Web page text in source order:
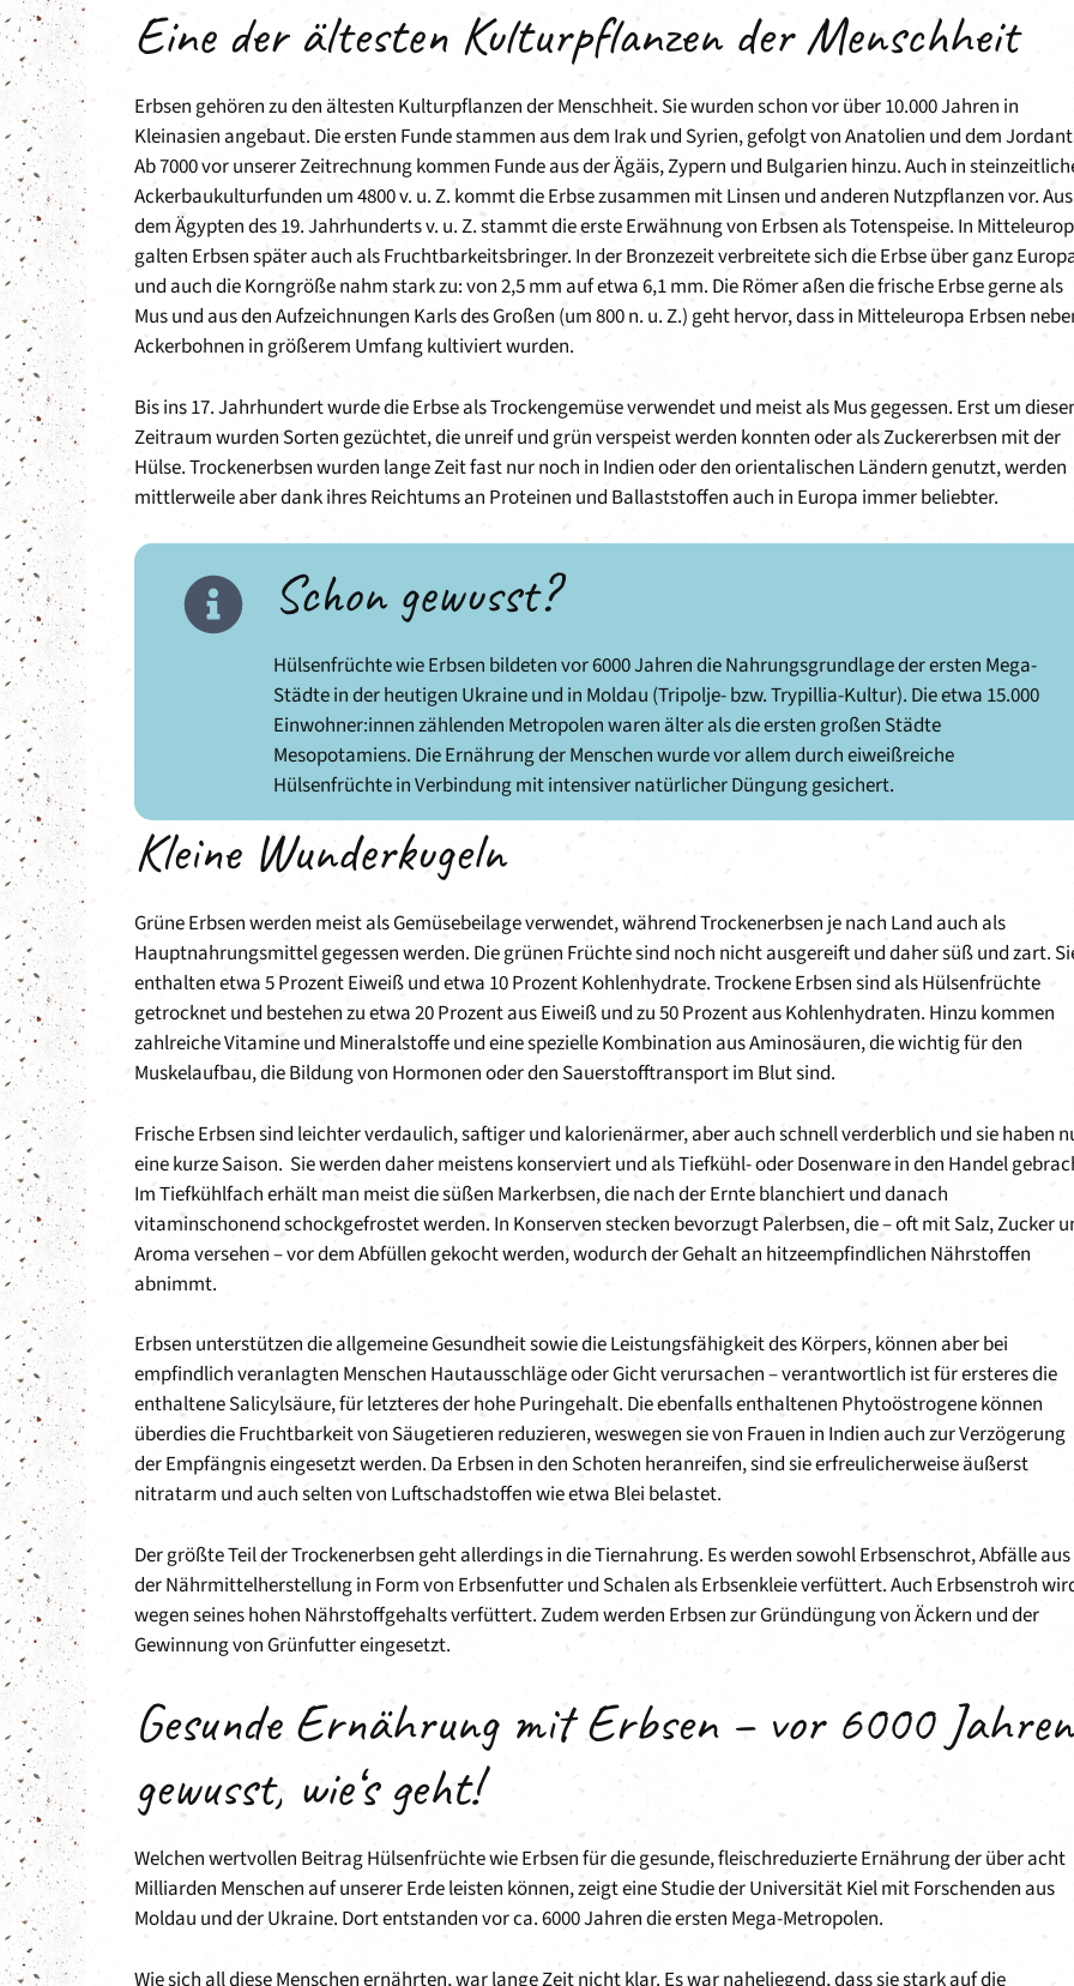
Eine der ältesten Kulturpflanzen der Menschheit
Erbsen gehören zu den ältesten Kulturpflanzen der Menschheit. Sie wurden schon vor über 10.000 Jahren in
Kleinasien angebaut. Die ersten Funde stammen aus dem Irak und Syrien, gefolgt von Anatolien und dem
Ab 7000 vor unserer Zeitrechnung kommen Funde aus der Ägäis, Zypern und Bulgarien hinzu. Auch in
Ackerbaukulturfunden um 4800 v. u. Z. kommt die Erbse zusammen mit Linsen und anderen Nutzpflanzen vor. Aus
dem Ägypten des 19. Jahrhunderts v. u. Z. stammt die erste Erwähnung von Erbsen als Totenspeise. In
galten Erbsen später auch als Fruchtbarkeitsbringer. In der Bronzezeit verbreitete sich die Erbse über ganz
und auch die Korngröße nahm stark zu: von 2,5 mm auf etwa 6,1 mm. Die Römer aßen die frische Erbse gerne als
Mus und aus den Aufzeichnungen Karls des Großen (um 800 n. u. Z.) geht hervor, dass in Mitteleuropa Erbsen
Ackerbohnen in größerem Umfang kultiviert wurden.
Bis ins 17. Jahrhundert wurde die Erbse als Trockengemüse verwendet und meist als Mus gegessen. Erst um
Zeitraum wurden Sorten gezüchtet, die unreif und grün verspeist werden konnten oder als Zuckererbsen mit der
Hülse. Trockenerbsen wurden lange Zeit fast nur noch in Indien oder den orientalischen Ländern genutzt, werden
mittlerweile aber dank ihres Reichtums an Proteinen und Ballaststoffen auch in Europa immer beliebter.
Schon gewusst?
Hülsenfrüchte wie Erbsen bildeten vor 6000 Jahren die Nahrungsgrundlage der ersten Mega-
Städte in der heutigen Ukraine und in Moldau (Tripolje- bzw. Trypillia-Kultur). Die etwa 15.000
Einwohner:innen zählenden Metropolen waren älter als die ersten großen Städte
Mesopotamiens. Die Ernährung der Menschen wurde vor allem durch eiweißreiche
Hülsenfrüchte in Verbindung mit intensiver natürlicher Düngung gesichert.
Kleine Wunderkugeln
Grüne Erbsen werden meist als Gemüsebeilage verwendet, während Trockenerbsen je nach Land auch als
Hauptnahrungsmittel gegessen werden. Die grünen Früchte sind noch nicht ausgereift und daher süß und zart.
enthalten etwa 5 Prozent Eiweiß und etwa 10 Prozent Kohlenhydrate. Trockene Erbsen sind als Hülsenfrüchte
getrocknet und bestehen zu etwa 20 Prozent aus Eiweiß und zu 50 Prozent aus Kohlenhydraten. Hinzu kommen
zahlreiche Vitamine und Mineralstoffe und eine spezielle Kombination aus Aminosäuren, die wichtig für den
Muskelaufbau, die Bildung von Hormonen oder den Sauerstofftransport im Blut sind.
Frische Erbsen sind leichter verdaulich, saftiger und kalorienärmer, aber auch schnell verderblich und sie haben
eine kurze Saison. Sie werden daher meistens konserviert und als Tiefkühl- oder Dosenware in den Handel
Im Tiefkühlfach erhält man meist die süßen Markerbsen, die nach der Ernte blanchiert und danach
vitaminschonend schockgefrostet werden. In Konserven stecken bevorzugt Palerbsen, die – oft mit Salz, Zucker
Aroma versehen – vor dem Abfüllen gekocht werden, wodurch der Gehalt an hitzeempfindlichen Nährstoffen
abnimmt.
Erbsen unterstützen die allgemeine Gesundheit sowie die Leistungsfähigkeit des Körpers, können aber bei
empfindlich veranlagten Menschen Hautausschläge oder Gicht verursachen – verantwortlich ist für ersteres die
enthaltene Salicylsäure, für letzteres der hohe Puringehalt. Die ebenfalls enthaltenen Phytoöstrogene können
überdies die Fruchtbarkeit von Säugetieren reduzieren, weswegen sie von Frauen in Indien auch zur Verzögerung
der Empfängnis eingesetzt werden. Da Erbsen in den Schoten heranreifen, sind sie erfreulicherweise äußerst
nitratarm und auch selten von Luftschadstoffen wie etwa Blei belastet.
Der größte Teil der Trockenerbsen geht allerdings in die Tiernahrung. Es werden sowohl Erbsenschrot, Abfälle aus
der Nährmittelherstellung in Form von Erbsenfutter und Schalen als Erbsenkleie verfüttert. Auch Erbsenstroh
wegen seines hohen Nährstoffgehalts verfüttert. Zudem werden Erbsen zur Gründüngung von Äckern und der
Gewinnung von Grünfutter eingesetzt.
Gesunde Ernährung mit Erbsen – vor 6000 Jahren
gewusst, wie‘s geht!
Welchen wertvollen Beitrag Hülsenfrüchte wie Erbsen für die gesunde, fleischreduzierte Ernährung der über acht
Milliarden Menschen auf unserer Erde leisten können, zeigt eine Studie der Universität Kiel mit Forschenden aus
Moldau und der Ukraine. Dort entstanden vor ca. 6000 Jahren die ersten Mega-Metropolen.
Wie sich all diese Menschen ernährten, war lange Zeit nicht klar. Es war naheliegend, dass sie stark auf die